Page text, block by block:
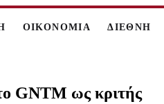
ΟΙΚΟΝΟΜΙΑ ΔΙΕΘΝΗ
GNTM ως κριτής